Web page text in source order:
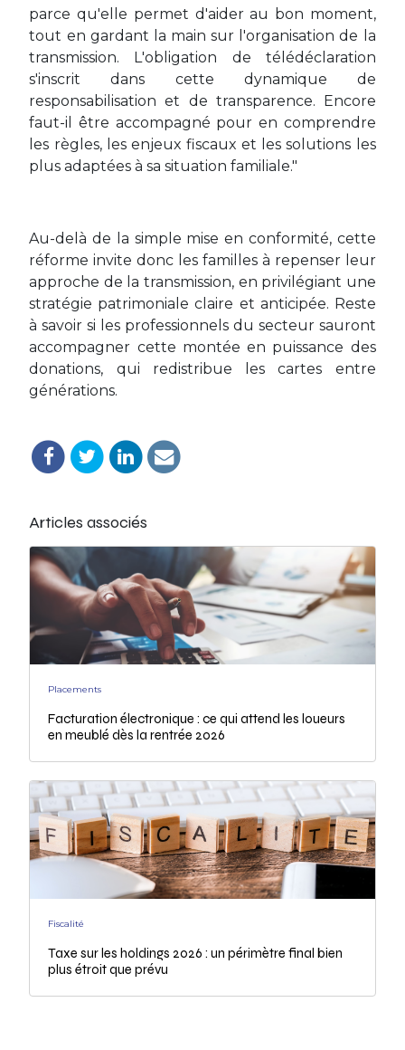
parce qu'elle permet d'aider au bon moment,
tout en gardant la main sur l'organisation de la
transmission. L'obligation de télédéclaration
s'inscrit dans cette dynamique de
responsabilisation et de transparence. Encore
faut-il être accompagné pour en comprendre
les règles, les enjeux fiscaux et les solutions les
plus adaptées à sa situation familiale."
Au-delà de la simple mise en conformité, cette
réforme invite donc les familles à repenser leur
approche de la transmission, en privilégiant une
stratégie patrimoniale claire et anticipée. Reste
à savoir si les professionnels du secteur sauront
accompagner cette montée en puissance des
donations, qui redistribue les cartes entre
générations.
Articles associés
Placements
Facturation électronique : ce qui attend les loueurs
en meublé dès la rentrée 2026
Fiscalité
Taxe sur les holdings 2026 : un périmètre final bien
plus étroit que prévu